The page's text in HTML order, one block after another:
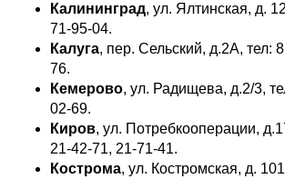
Калининград, ул. Ялтинская, д.
71-95-04.
Калуга, пер. Сельский, д.2А, тел:
76.
Кемерово, ул. Радищева, д.2/3,
02-69.
Киров, ул. Потребкооперации,
21-42-71, 21-71-41.
Кострома, ул. Костромская, д.